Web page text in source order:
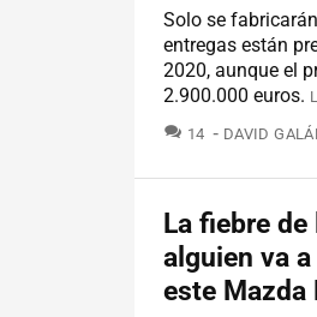
Solo se
entregas están
2020, aunque el
2.900.000 euros.
14 DAVID
La fiebre
alguien va
este Mazda